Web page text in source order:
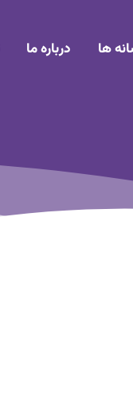
ها درباره ما